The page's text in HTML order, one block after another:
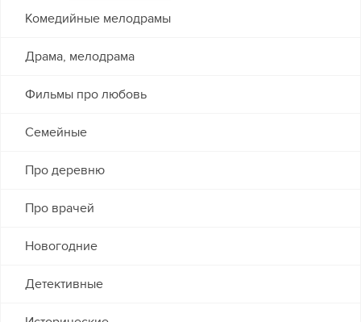
Комедийные мелодрамы
Драма, мелодрама
Фильмы про любовь
Семейные
Про деревню
Про врачей
Новогодние
Детективные